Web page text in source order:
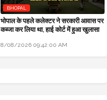
BHOPAL
भोपाल के पहले कलेक्टर ने सरकारी आवास पर
कब्जा कर लिया था, हाई कोर्ट में हुआ खुलासा
8/08/2026 09:42:00 AM